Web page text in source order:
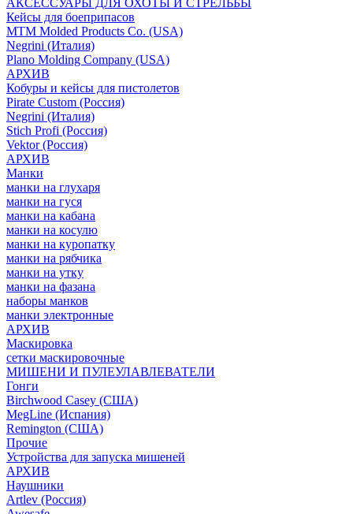
АКСЕССУАРЫ ДЛЯ ОХОТЫ И СТРЕЛЬБЫ
Кейсы для боеприпасов
MTM Molded Products Co. (USA)
Negrini (Италия)
Plano Molding Company (USA)
АРХИВ
Кобуры и кейсы для пистолетов
Pirate Custom (Россия)
Negrini (Италия)
Stich Profi (Россия)
Vektor (Россия)
АРХИВ
Манки
манки на глухаря
манки на гуся
манки на кабана
манки на косулю
манки на куропатку
манки на рябчика
манки на утку
манки на фазана
наборы манков
манки электронные
АРХИВ
Маскировка
сетки маскировочные
МИШЕНИ И ПУЛЕУЛАВЛЕВАТЕЛИ
Гонги
Birchwood Casey (США)
MegLine (Испания)
Remington (США)
Прочие
Устройства для запуска мишеней
АРХИВ
Наушники
Artlev (Россия)